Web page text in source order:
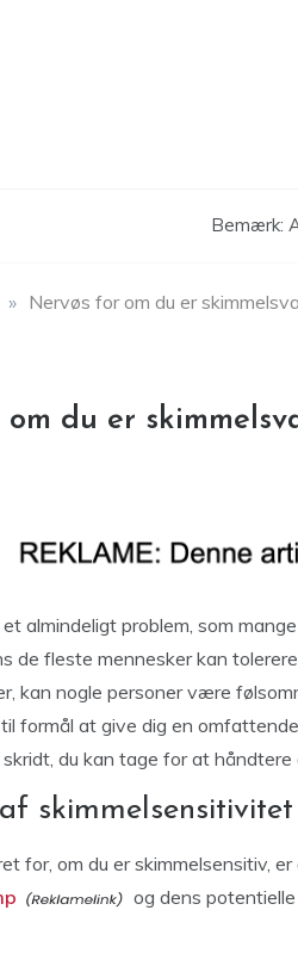
Bemærk:
» Nervøs for om du er
du er
almindeligt problem, som
de fleste mennesker kan
kan nogle personer være
formål at give dig en
du kan tage for at
skimmelsensitivitet
for, om du er skimmelsensitiv,
og dens